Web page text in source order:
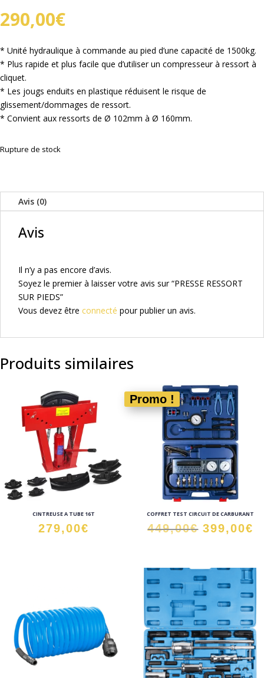
290,00€
* Unité hydraulique à commande au pied d’une capacité de 1500kg.
* Plus rapide et plus facile que d’utiliser un compresseur à ressort à
cliquet.
* Les jougs enduits en plastique réduisent le risque de
glissement/dommages de ressort.
* Convient aux ressorts de Ø 102mm à Ø 160mm.
Rupture de stock
Avis (0)
Avis
Il n’y a pas encore d’avis.
Soyez le premier à laisser votre avis sur “PRESSE RESSORT
SUR PIEDS”
Vous devez être connecté pour publier un avis.
Produits similaires
CINTREUSE A TUBE 16T
279,00€
Promo !
COFFRET TEST CIRCUIT DE CARBURANT
449,00€ Le
était :
449,00€.
399,00€